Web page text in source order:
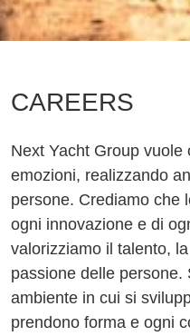
CAREERS
Next Yacht Group vuole
emozioni, realizzando
persone. Crediamo che
ogni innovazione e di
valorizziamo il talento,
passione delle persone.
ambiente in cui si
prendono forma e ogni